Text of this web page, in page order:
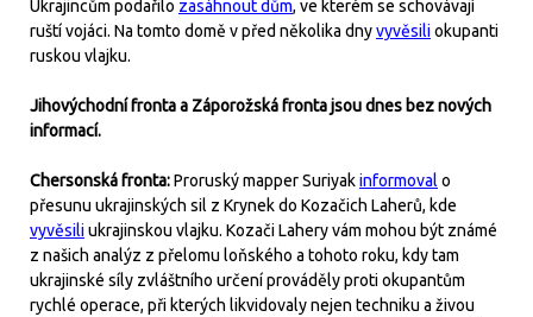
Ukrajincům podařilo zasáhnout dům, ve kterém se schovávají
ruští vojáci. Na tomto domě v před několika dnyvyvěsiliokupanti
ruskou vlajku.
Jihovýchodní fronta a Záporožská fronta jsou dnes bez nových
informací.
Chersonská fronta:Proruský mapper Suriyakinformoval o
přesunu ukrajinských sil z Krynek do Kozačich Laherů, kde
vyvěsiliukrajinskou vlajku. Kozači Lahery vám mohou být známé
z našich analýz z přelomu loňského a tohoto roku, kdy tam
ukrajinské síly zvláštního určení prováděly proti okupantům
rychlé operace, při kterých likvidovaly nejen techniku a živou